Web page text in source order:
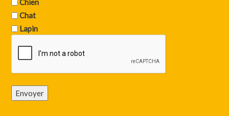
Chien
Chat
Lapin
Envoyer